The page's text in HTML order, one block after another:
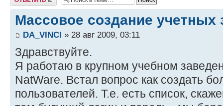
Массовое создание учетных
DA_VINCI » 28 авг 2009, 03:11
Здравствуйте.
Я работаю в крупном учебном
NatWare. Встал вопрос как создать
пользователей. Т.е. есть список,